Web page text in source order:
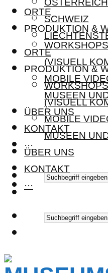
ORTE
PRODUKTION &
(VISUELL
MOBILE
MUSEEN
ÜBER UNS
KONTAKT
···
ÖSTERREICH
SCHWEIZ
ORTE
PRODUKTION &
(VISUELL
MOBILE
MUSEEN
ÜBER UNS
KONTAKT
···